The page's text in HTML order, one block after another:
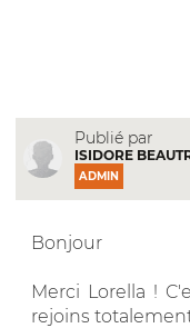
Publié par
ISIDORE
ADMIN
Bonjour
Merci Lorella !
rejoins